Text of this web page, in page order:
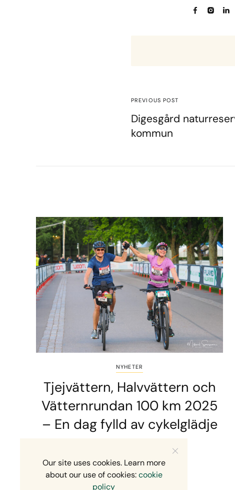
PREVIOUS POST
Digesgård
kommun
NYHETER
Tjejvättern, Halvvättern och
Vätternrundan 100 km 2025
– En dag fylld av cykelglädje
Our site uses cookies. Learn more
about our use of cookies:cookie
policy